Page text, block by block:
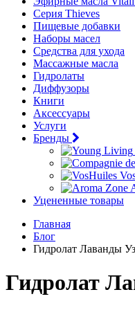
Серия Thieves
Пищевые добавки
Наборы масел
Средства для ухода
Массажные масла
Гидролаты
Диффузоры
Книги
Аксессуары
Услуги
Бренды
Уцененные товары
Главная
Блог
Гидролат Лаванды
Гидролат